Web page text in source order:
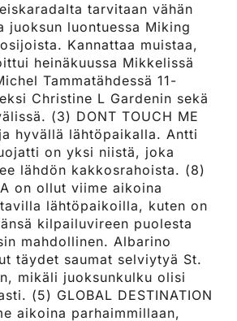
tarvitaan vähän
juoksun luontuessa Miking
Kannattaa muistaa,
heinäkuussa Mikkelissä
Tammatähdessä 11-
Christine L Gardenin sekä
(3) DONT TOUCH ME
hyvällä lähtöpaikalla. Antti
on yksi niistä, joka
lähdön kakkosrahoista. (8)
on ollut viime aikoina
lähtöpaikoilla, kuten on
kilpailuvireen puolesta
mahdollinen. Albarino
täydet saumat selviytyä St.
mikäli juoksunkulku olisi
(5) GLOBAL DESTINATION
aikoina parhaimmillaan,